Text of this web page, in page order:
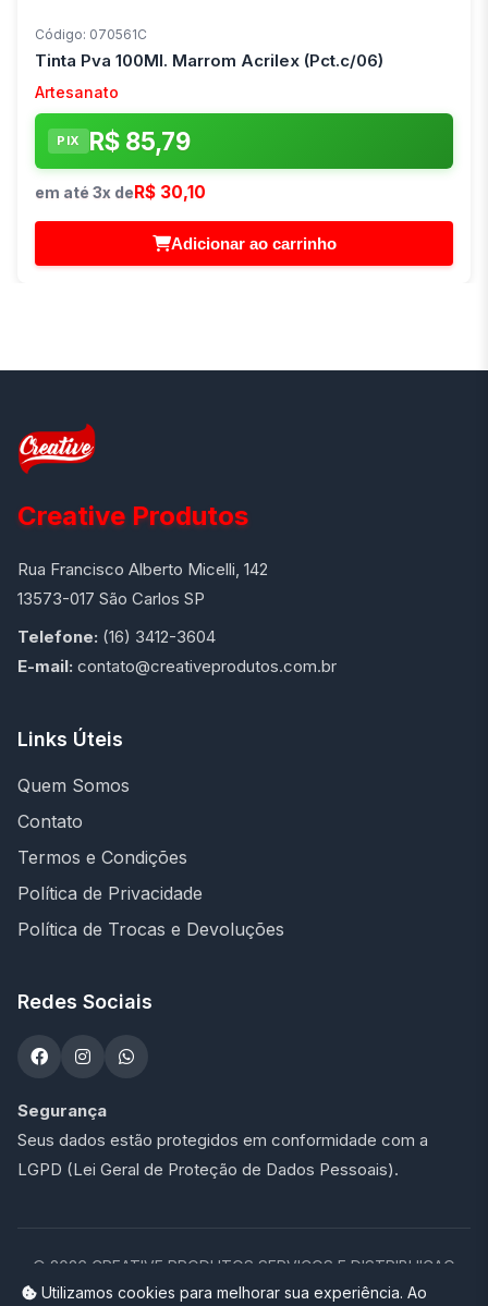
Código: 070561C
Tinta Pva 100Ml. Marrom Acrilex (Pct.c/06)
Artesanato
PIX R$ 85,79
em até 3x deR$ 30,10
Adicionar ao carrinho
Creative Produtos
Rua Francisco Alberto Micelli, 142
13573-017 São Carlos SP
Telefone: (16) 3412-3604
E-mail: contato@creativeprodutos.com.br
Links Úteis
Quem Somos
Contato
Termos e Condições
Política de Privacidade
Política de Trocas e Devoluções
Redes Sociais
Segurança
Seus dados estão protegidos em conformidade com a
LGPD (Lei Geral de Proteção de Dados Pessoais).
© 2026 CREATIVE PRODUTOS SERVICOS E DISTRIBUICAO
LTDA - 47.273.900/0001-76. Todos os direitos reservados.
Utilizamos cookies para melhorar sua experiência. Ao